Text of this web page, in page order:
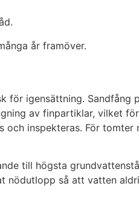
år framöver.
för igensättning. Sandfång
av finpartiklar, vilket
inspekteras. För tomter
till högsta
nödutlopp så att vatten